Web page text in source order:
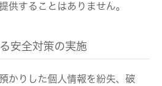
供することはありません。
安全対策の実施
かりした個人情報を紛失、破